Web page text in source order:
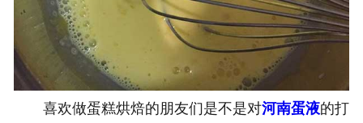
招商加盟
联系我们
喜欢做蛋糕烘焙的朋友们是不是对河南蛋液的打